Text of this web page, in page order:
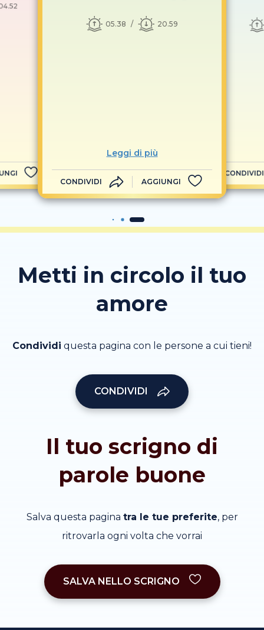
05.38 20.59
Leggi di più
CONDIVIDI AGGIUNGI
CONDIVIDI
Metti in circolo il tuo
amore
Condividi questa pagina con le persone a cui tieni!
CONDIVIDI
Il tuo scrigno di
parole buone
Salva questa pagina tra le tue preferite, per
ritrovarla ogni volta che vorrai
SALVA NELLO SCRIGNO